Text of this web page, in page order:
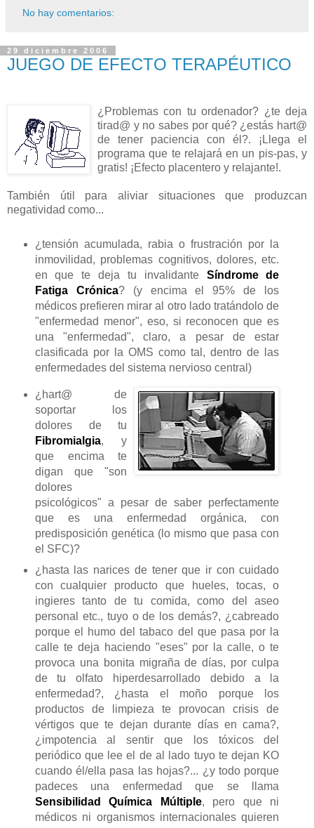
No hay comentarios:
29 diciembre 2006
JUEGO DE EFECTO TERAPÉUTICO
¿Problemas con tu ordenador? ¿te deja
tirad@ y no sabes por qué? ¿estás hart@
de tener paciencia con él?. ¡Llega el
programa que te relajará en un pis-pas, y
gratis! ¡Efecto placentero y relajante!.
También útil para aliviar situaciones que produzcan
negatividad como...
¿tensión acumulada, rabia o frustración por la
inmovilidad, problemas cognitivos, dolores, etc.
en que te deja tu invalidante Síndrome de
Fatiga Crónica? (y encima el 95% de los
médicos prefieren mirar al otro lado tratándolo de
"enfermedad menor", eso, si reconocen que es
una "enfermedad", claro, a pesar de estar
clasificada por la OMS como tal, dentro de las
enfermedades del sistema nervioso central)
¿hart@ de
soportar los
dolores de tu
Fibromialgia, y
que encima te
digan que "son
dolores
psicológicos" a pesar de saber perfectamente
que es una enfermedad orgánica, con
predisposición genética (lo mismo que pasa con
el SFC)?
¿hasta las narices de tener que ir con cuidado
con cualquier producto que hueles, tocas, o
ingieres tanto de tu comida, como del aseo
personal etc., tuyo o de los demás?, ¿cabreado
porque el humo del tabaco del que pasa por la
calle te deja haciendo "eses" por la calle, o te
provoca una bonita migraña de días, por culpa
de tu olfato hiperdesarrollado debido a la
enfermedad?, ¿hasta el moño porque los
productos de limpieza te provocan crisis de
vértigos que te dejan durante días en cama?,
¿impotencia al sentir que los tóxicos del
periódico que lee el de al lado tuyo te dejan KO
cuando él/ella pasa las hojas?... ¿y todo porque
padeces una enfermedad que se llama
Sensibilidad Química Múltiple, pero que ni
médicos ni organismos internacionales quieren